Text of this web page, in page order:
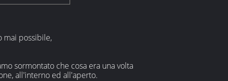
mai possibile,
sormontato che cosa era una volta
all'interno ed all'aperto.